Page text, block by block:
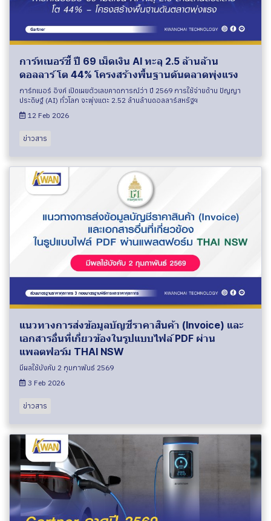
การ์ทเนอร์ชี้ ปี 69 เม็ดเงิน AI ทะลุ 2.5 ล้านล้าน
ดอลลาร์ โต 44% โครงสร้างพื้นฐานดันตลาดพุ่งแรง
การ์ทเนอร์ อิงค์ เปิดเผยตัวเลขคาดการณ์ว่า ปี 2569 การใช้จ่ายด้าน ปัญญา
ประดิษฐ์ (AI) ทั่วโลก จะพุ่งแตะ 2.52 ล้านล้านดอลลาร์สหรัฐฯ
12 Feb 2026
ข่าวสาร
แนวทางการส่งข้อมูลบัญชีราคาสินค้า (Invoice) และ
เอกสารอื่นที่เกี่ยวข้องในรูปแบบไฟล์ PDF ผ่าน
แพลตฟอร์ม THAI NSW
มีผลใช้บังคับ 2 กุมภาพันธ์ 2569
3 Feb 2026
ข่าวสาร